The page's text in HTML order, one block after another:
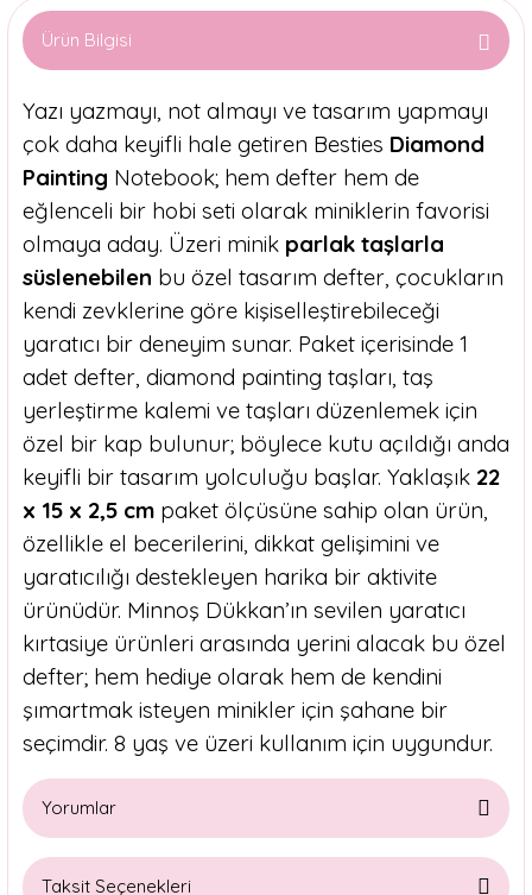
Ürün Bilgisi
Yazı yazmayı, not almayı ve tasarım yapmayı
çok daha keyifli hale getiren Besties Diamond
Painting Notebook; hem defter hem de
eğlenceli bir hobi seti olarak miniklerin favorisi
olmaya aday. Üzeri minik parlak taşlarla
süslenebilen bu özel tasarım defter, çocukların
kendi zevklerine göre kişiselleştirebileceği
yaratıcı bir deneyim sunar. Paket içerisinde 1
adet defter, diamond painting taşları, taş
yerleştirme kalemi ve taşları düzenlemek için
özel bir kap bulunur; böylece kutu açıldığı anda
keyifli bir tasarım yolculuğu başlar. Yaklaşık 22
x 15 x 2,5 cm paket ölçüsüne sahip olan ürün,
özellikle el becerilerini, dikkat gelişimini ve
yaratıcılığı destekleyen harika bir aktivite
ürünüdür. Minnoş Dükkan’ın sevilen yaratıcı
kırtasiye ürünleri arasında yerini alacak bu özel
defter; hem hediye olarak hem de kendini
şımartmak isteyen minikler için şahane bir
seçimdir. 8 yaş ve üzeri kullanım için uygundur.
Yorumlar
Taksit Seçenekleri